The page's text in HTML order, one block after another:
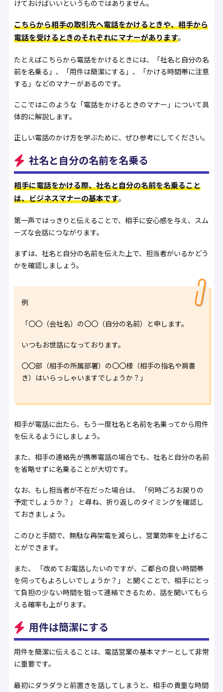
けておけばいいというものではありません。
こちらから相手の取引先へ電話をかけるときや、相手から
電話を受けるときのそれぞれにマナーがあります。
たとえばこちらから電話をかけるときには、「社名と自分の名
前を名乗る」、「用件は簡潔にする」、「かける時間帯に注意
する」などのマナーがあるのです。
ここではこのような「電話をかけるときのマナー」について具
体的に解説します。
正しい電話のかけ方を学ぶために、ぜひ参考にしてください。
社名と自分の名前を名乗る
相手に電話をかける際、社名と自分の名前を名乗ること
は、ビジネスマナーの基本です。
第一声ではっきりと伝えることで、相手に安心感を与え、スム
ーズな会話につながります。
まずは、社名と自分の名前を伝えた上で、担当者がいるかどう
かを確認しましょう。
例
「〇〇（会社名）の〇〇（自分の名前）と申します。
いつもお世話になっております。
〇〇部（相手の所属部署）の〇〇様（相手の指名や肩書
き）はいらっしゃいますでしょうか？」
相手が電話に出たら、もう一度社名と名前を名乗ってから用件
を伝えるようにしましょう。
また、相手の連絡先が携帯電話の場合でも、社名と自分の名前
を省略せずに名乗ることが大切です。
なお、もし担当者が不在だった場合は、 「何時ごろお戻りの
予定でしょうか？」 と尋ね、折り返しのタイミングを確認し
ておきましょう。
このひと手間で、無駄な再架電を減らし、営業効率を上げるこ
とができます。
また、 「改めてお電話したいのですが、ご都合の良い時間帯
を伺ってもよろしいでしょうか？」 と聞くことで、相手にとっ
て負担の少ない時間を狙って連絡できるため、話を聞いてもら
える確率も上がります。
用件は簡潔にする
用件を簡潔に伝えることは、電話営業の基本マナーとして非常
に重要です。
最初にダラダラと前置きを話してしまうと、相手の貴重な時間